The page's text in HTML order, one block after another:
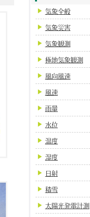
気象全般
気象災害
気象観測
極地気象観測
風向風速
風速
雨量
水位
温度
湿度
日射
積雪
太陽光発電計測